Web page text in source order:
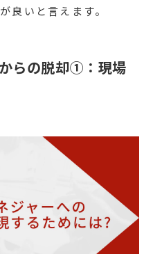
良いと言えます。
らの脱却①：現場